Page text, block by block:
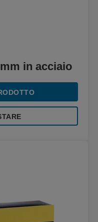
in acciaio